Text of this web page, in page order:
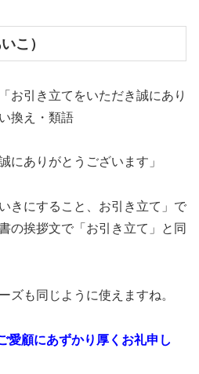
こ）
お引き立てをいただき誠にあり
換え・類語
にありがとうございます」
きにすること、お引き立て」で
の挨拶文で「お引き立て」と同
ズも同じように使えますね。
愛顧にあずかり厚くお礼申し